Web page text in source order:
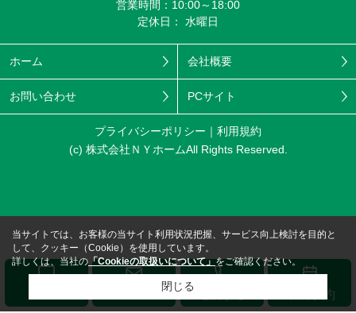
営業時間：10:00～18:00
定休日： 水曜日
ホーム 会社概要
お問い合わせ PCサイト
プライバシーポリシー
利用規約
(c) 株式会社ＮＹホームAll Rights Reserved.
来店予約
当サイトでは、お客様の当サイト利用状況把握、サービス向上検討を目的と
して、クッキー（Cookie）を使用しています。
詳しくは、当社の 「Cookieの取扱いについて」をご確認ください。
閉じる